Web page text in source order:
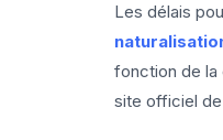
Les délais
fonction de la
site officiel